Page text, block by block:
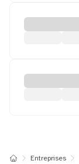
Entreprises